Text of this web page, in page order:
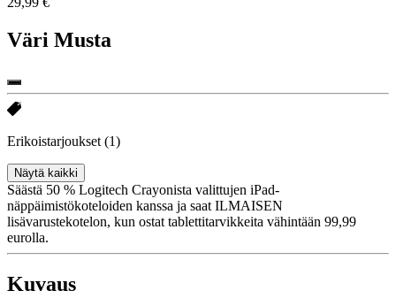
Väri Musta
Erikoistarjoukset (1)
Näytä kaikki
Säästä 50 % Logitech Crayonista valittujen iPad-
näppäimistökoteloiden kanssa ja saat ILMAISEN
lisävarustekotelon, kun ostat tablettitarvikkeita vähintään 99,99
eurolla.
Kuvaus